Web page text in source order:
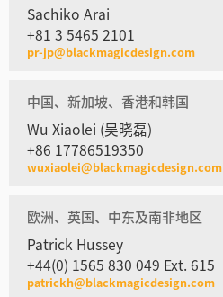
Sachiko Arai
+81 3 5465 2101
pr-jp@blackmagicdesign.com
中国、新加坡、香港和韩国
Wu Xiaolei (吴晓磊)
+86 17786519350
wuxiaolei@blackmagicdesign.com
欧洲、英国、中东及南非地区
Patrick Hussey
+44(0) 1565 830 049 Ext. 615
patrickh@blackmagicdesign.com